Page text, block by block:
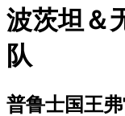
波茨坦＆
队
普鲁士国王